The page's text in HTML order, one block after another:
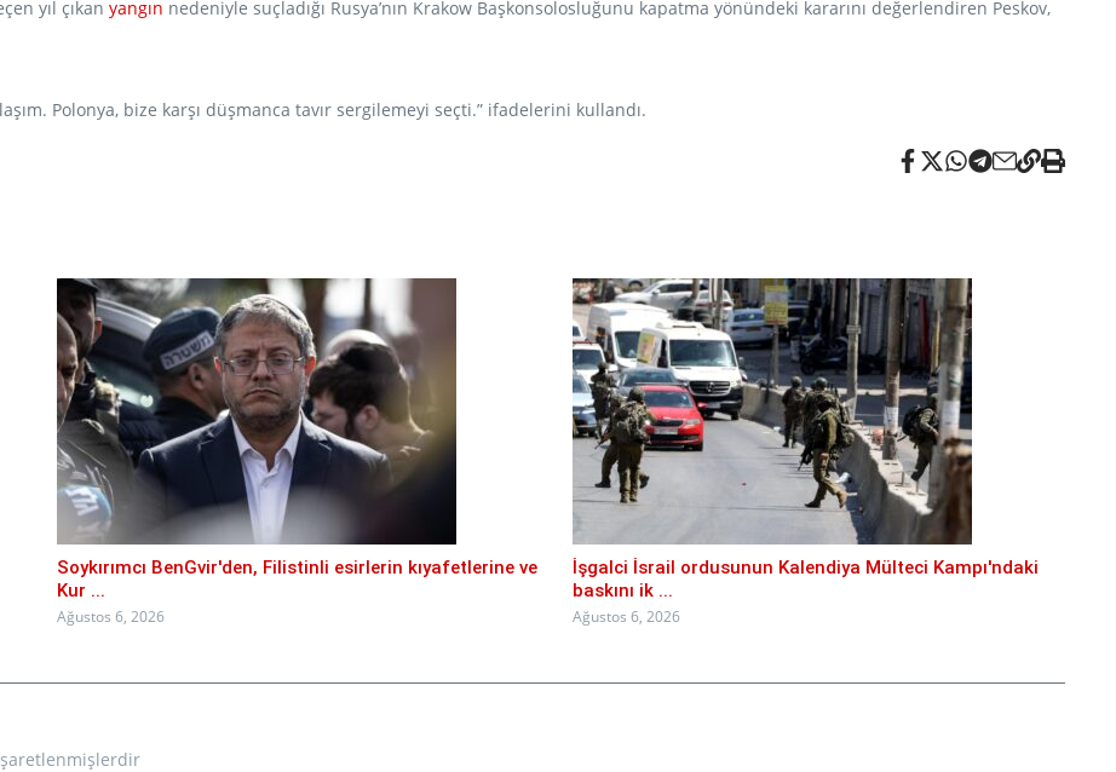
yıl çıkan yangın nedeniyle suçladığı Rusya’nın Krakow Başkonsolosluğunu kapatma yönündeki kararını değerlendiren Peskov,
Polonya, bize karşı düşmanca tavır sergilemeyi seçti.” ifadelerini kullandı.
Soykırımcı BenGvir'den, Filistinli esirlerin kıyafetlerine ve
Kur ...
Ağustos 6, 2026
İşgalci İsrail ordusunun Kalendiya Mülteci Kampı'ndaki
baskını ik ...
Ağustos 6, 2026